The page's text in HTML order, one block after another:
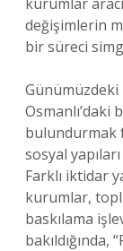
değişimlerin
bir süreci
Osmanlı’daki
bulundurmak
sosyal
Farklı iktidar
kurumlar,
baskılama